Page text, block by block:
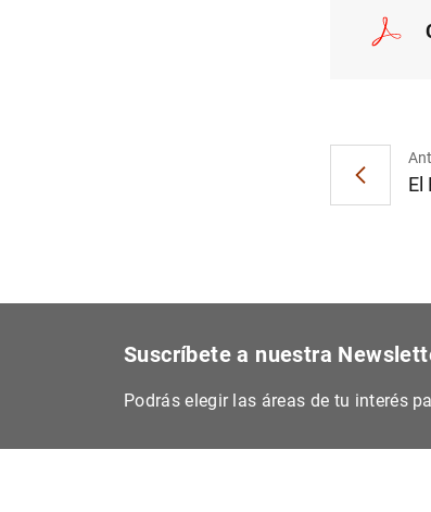
El
Suscríbete a nuestra
Podrás elegir las áreas de tu interés